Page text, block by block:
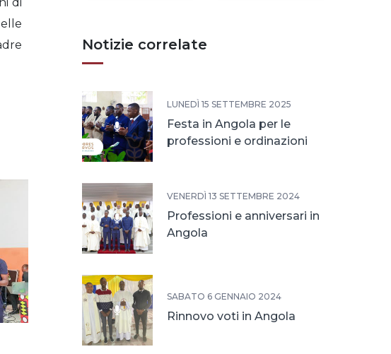
Notizie correlate
LUNEDÌ 15 SETTEMBRE 2025
Festa in Angola per le
professioni e ordinazioni
VENERDÌ 13 SETTEMBRE 2024
Professioni e anniversari in
Angola
SABATO 6 GENNAIO 2024
Rinnovo voti in Angola